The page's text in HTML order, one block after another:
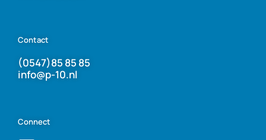
Contact
(0547)85 85 85
info@p-10.nl
Connect